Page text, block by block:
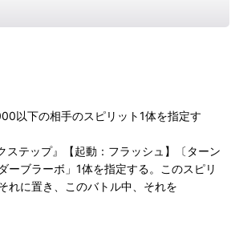
以下の相手のスピリット1体を指定す
ステップ』【起動：フラッシュ】〔ターン
ーブラーボ」1体を指定する。このスピリ
れに置き、このバトル中、それを